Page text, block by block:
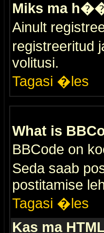
Miks ma
Ainult
registreeritud
volitusi.
Tagasi �les
What is
BBCode on
Seda saab
postitamise
Tagasi �les
Kas ma